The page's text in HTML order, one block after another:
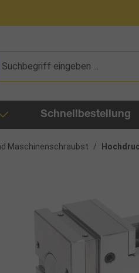
Schnellbestellung
Maschinenschraubst /